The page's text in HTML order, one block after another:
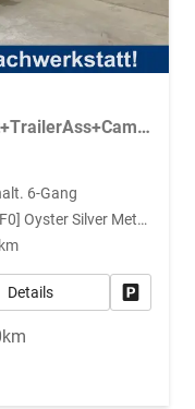
Comfortline 150PS 7Si+IQ.Light+TrailerAss+Cam+Navi+Kamera+Alarm+Kessy+App-Connect
6-Gang
[F0F0] Oyster Silver Metallic
Details